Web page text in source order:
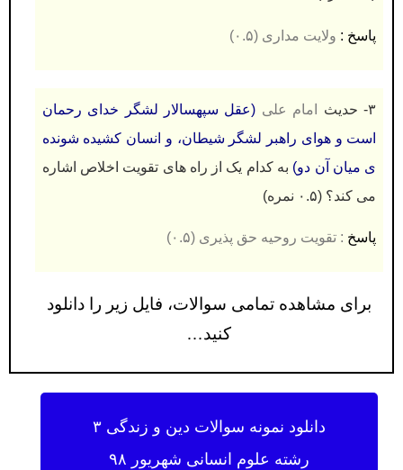
پاسخ : ولایت مداری (۰.۵)
۳- حدیث امام علی (عقل سپهسالار لشگر خدای رحمان
است و هوای راهبر لشگر شیطان، و انسان کشیده شونده
ی میان آن دو) به کدام یک از راه های تقویت اخلاص اشاره
می کند؟ (۰.۵ نمره)
پاسخ : تقویت روحیه حق پذیری (۰.۵)
برای مشاهده تمامی سوالات، فایل زیر را دانلود
کنید…
دانلود نمونه سوالات دین و زندگی ۳
رشته علوم انسانی شهریور ۹۸